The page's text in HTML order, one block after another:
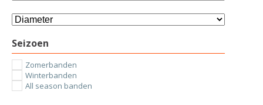
Seizoen
Zomerbanden
Winterbanden
All season banden